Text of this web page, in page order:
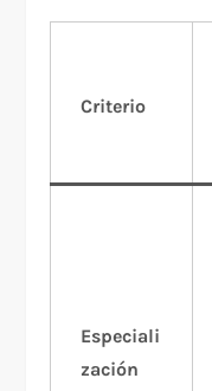
Criterio
Especiali
zación